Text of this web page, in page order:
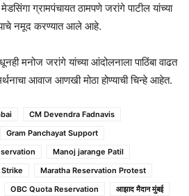
ग्रामपंचायत ठामपणे जरांगे पाटील यांच्या
नमूद करण्यात आले आहे.
मनोज जरांगे यांच्या आंदोलनाला पाठिंबा वाढत
आवाज आणखी मोठा होण्याची चिन्हे आहेत.
CM Devendra Fadnavis
Gram Panchayat Support
Manoj jarange Patil
Maratha Reservation Protest
OBC Quota Reservation
आझाद मैदान मुंबई